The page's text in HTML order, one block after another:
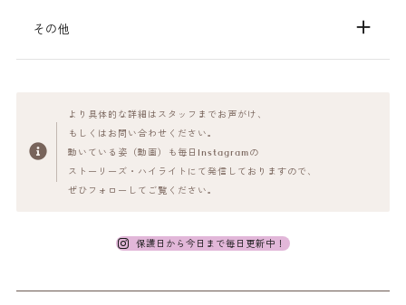
その他
より具体的な詳細はスタッフまでお声がけ、
もしくはお問い合わせください。
動いている姿（動画）も毎日Instagramの
ストーリーズ・ハイライトにて発信しておりますので、
ぜひフォローしてご覧ください。
保護日から今日まで毎日更新中！